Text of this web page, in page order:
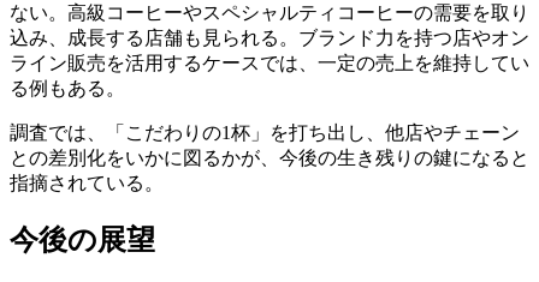
ない。高級コーヒーやスペシャルティコーヒーの需要を取り
込み、成長する店舗も見られる。ブランド力を持つ店やオン
ライン販売を活用するケースでは、一定の売上を維持してい
る例もある。
調査では、「こだわりの1杯」を打ち出し、他店やチェーン
との差別化をいかに図るかが、今後の生き残りの鍵になると
指摘されている。
今後の展望